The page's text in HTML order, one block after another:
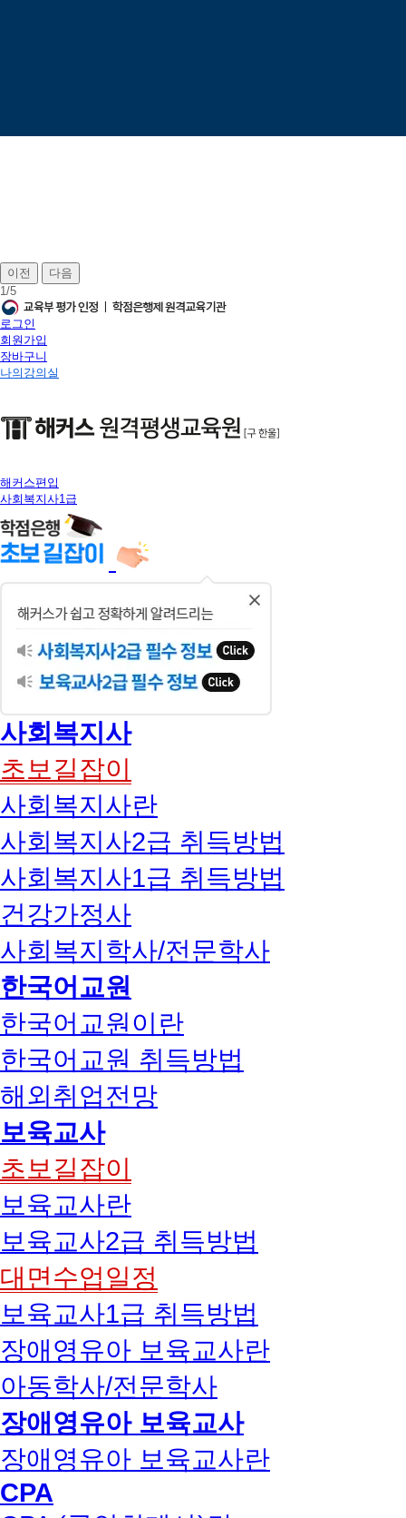
이전
다음
1/5
로그인
회원가입
장바구니
나의강의실
해커스편입
사회복지사1급
사회복지사
초보길잡이
사회복지사란
사회복지사2급 취득방법
사회복지사1급 취득방법
건강가정사
사회복지학사/전문학사
한국어교원
한국어교원이란
한국어교원 취득방법
해외취업전망
보육교사
초보길잡이
보육교사란
보육교사2급 취득방법
대면수업일정
보육교사1급 취득방법
장애영유아 보육교사란
아동학사/전문학사
장애영유아 보육교사
장애영유아 보육교사란
CPA